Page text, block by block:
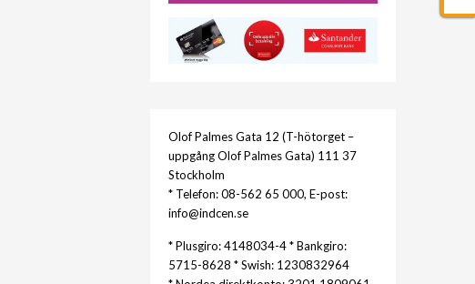
Olof Palmes Gata 12 (T-hötorget –
uppgång Olof Palmes Gata) 111 37
Stockholm
* Telefon: 08-562 65 000, E-post:
info@indcen.se
* Plusgiro: 4148034-4 * Bankgiro:
5715-8628 * Swish: 1230832964